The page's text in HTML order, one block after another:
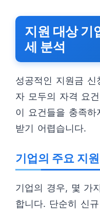
지원 대상 기
세 분석
성공적인 지원금 신
자 모두의 자격 요
이 요건들을 충족
받기 어렵습니다.
기업의 주요 지
기업의 경우, 몇 가
합니다. 단순히 신